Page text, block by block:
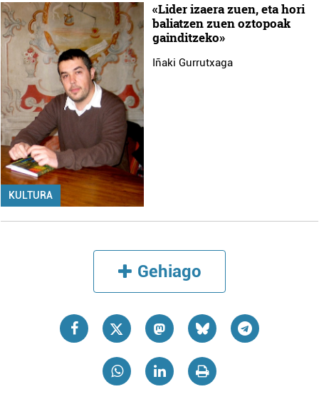
KULTURA
«Lider izaera zuen, eta hori
baliatzen zuen oztopoak
gainditzeko»
Iñaki Gurrutxaga
Gehiago